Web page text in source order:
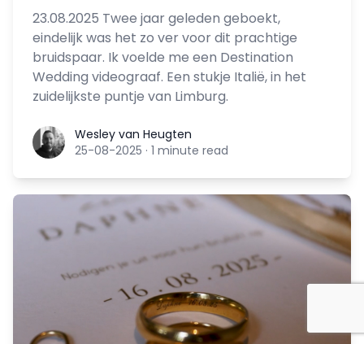
23.08.2025 Twee jaar geleden geboekt,
eindelijk was het zo ver voor dit prachtige
bruidspaar. Ik voelde me een Destination
Wedding videograaf. Een stukje Italië, in het
zuidelijkste puntje van Limburg.
Wesley van Heugten
Wesley van Heugten
25-08-2025 · 1 minute read